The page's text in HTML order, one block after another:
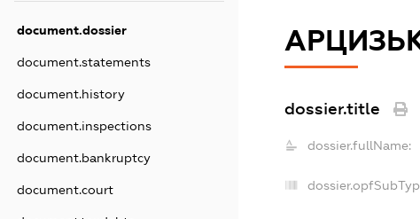
document.dossier
document.statements
document.history
document.inspections
document.bankruptcy
document.court
dossier.title
dossier.fullName: